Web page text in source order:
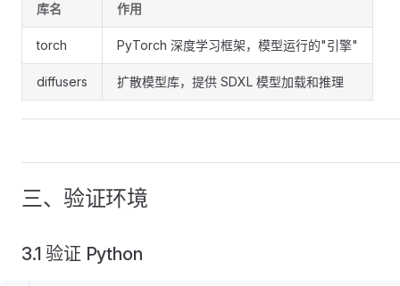
库名 作用
torch PyTorch 深度学习框架，模型运行的"引擎"
diffusers 扩散模型库，提供 SDXL 模型加载和推理
三、验证环境
3.1 验证 Python